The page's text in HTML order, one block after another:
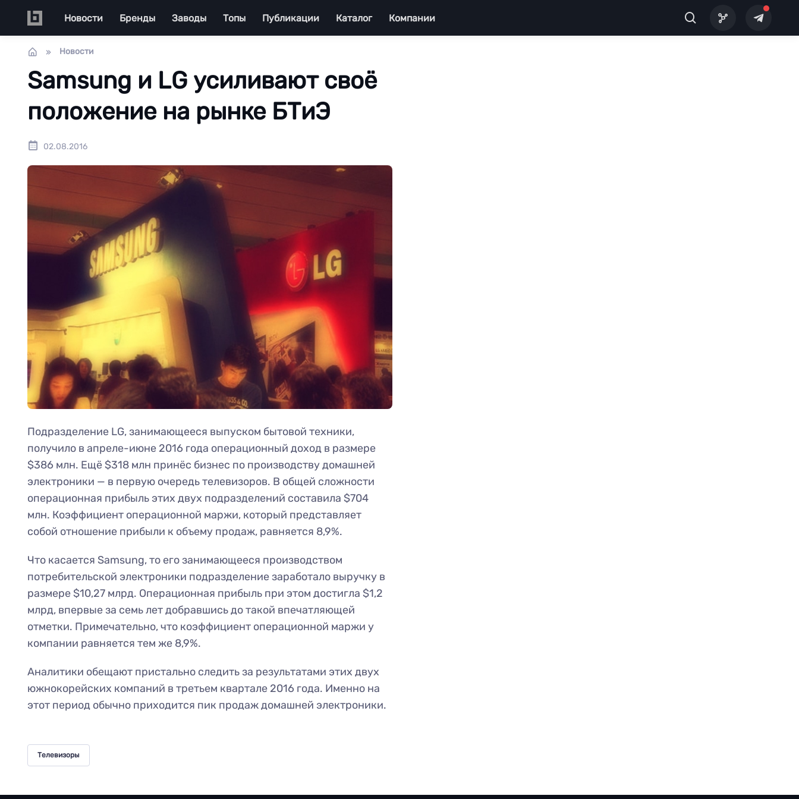
Main navigation
Новости Бренды Заводы Топы Публикации Каталог Компании
Новости
Samsung и LG усиливают своё
положение на рынке БТиЭ
02.08.2016
Подразделение LG, занимающееся выпуском бытовой техники,
получило в апреле-июне 2016 года операционный доход в размере
$386 млн. Ещё $318 млн принёс бизнес по производству домашней
электроники — в первую очередь телевизоров. В общей сложности
операционная прибыль этих двух подразделений составила $704
млн. Коэффициент операционной маржи, который представляет
собой отношение прибыли к объему продаж, равняется 8,9%.
Что касается Samsung, то его занимающееся производством
потребительской электроники подразделение заработало выручку в
размере $10,27 млрд. Операционная прибыль при этом достигла $1,2
млрд, впервые за семь лет добравшись до такой впечатляющей
отметки. Примечательно, что коэффициент операционной маржи у
компании равняется тем же 8,9%.
Аналитики обещают пристально следить за результатами этих двух
южнокорейских компаний в третьем квартале 2016 года. Именно на
этот период обычно приходится пик продаж домашней электроники.
Телевизоры